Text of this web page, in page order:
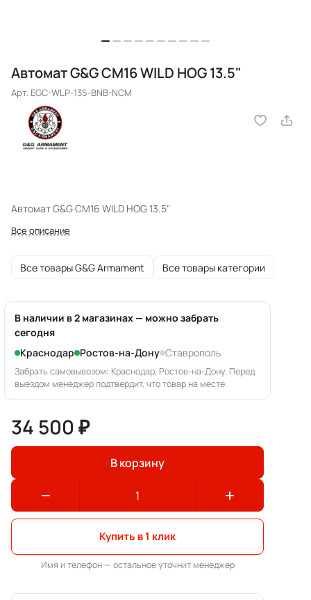
Автомат G&G CM16 WILD HOG 13.5"
Арт. EGC-WLP-135-BNB-NCM
Автомат G&G CM16 WILD HOG 13.5"
Все описание
Все товары G&G Armament Все товары категории
В наличии в 2 магазинах — можно забрать
сегодня
Краснодар Ростов-на-Дону Ставрополь
Забрать самовывозом: Краснодар, Ростов-на-Дону. Перед
выездом менеджер подтвердит, что товар на месте.
34 500 ₽
В корзину
Купить в 1 клик
Имя и телефон — остальное уточнит менеджер